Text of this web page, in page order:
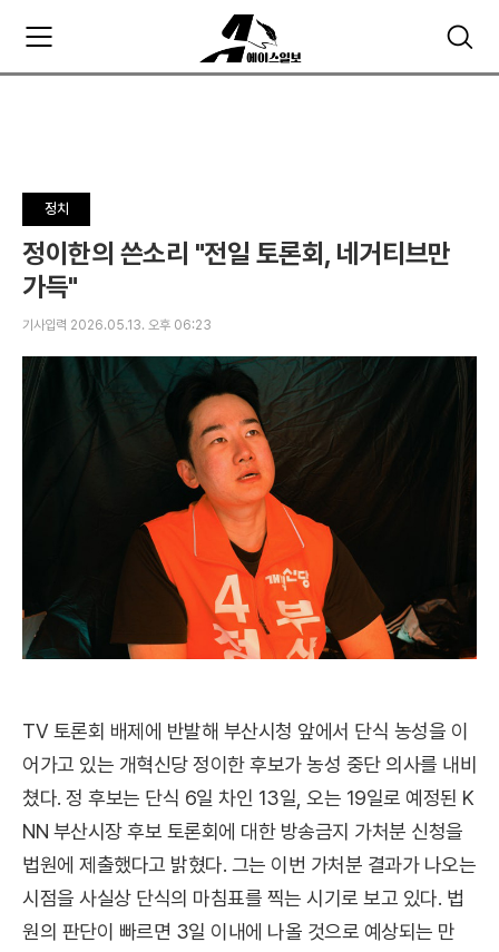
검
색
주
요
펼
치
기
정치
정이한의 쓴소리 "전일 토론회, 네거티브만
가득"
기사입력 2026.05.13. 오후 06:23
TV 토론회 배제에 반발해 부산시청 앞에서 단식 농성을 이
어가고 있는 개혁신당 정이한 후보가 농성 중단 의사를 내비
쳤다. 정 후보는 단식 6일 차인 13일, 오는 19일로 예정된 K
NN 부산시장 후보 토론회에 대한 방송금지 가처분 신청을
법원에 제출했다고 밝혔다. 그는 이번 가처분 결과가 나오는
시점을 사실상 단식의 마침표를 찍는 시기로 보고 있다. 법
원의 판단이 빠르면 3일 이내에 나올 것으로 예상되는 만